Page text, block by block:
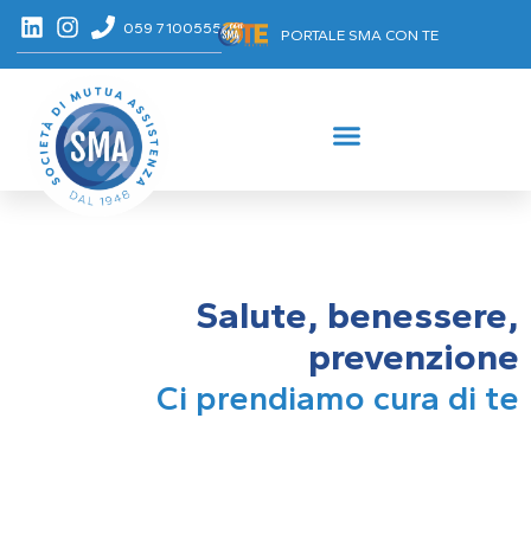
059 7100555 PORTALE SMA CON TE
Salute, benessere,
prevenzione
Ci prendiamo cura di te